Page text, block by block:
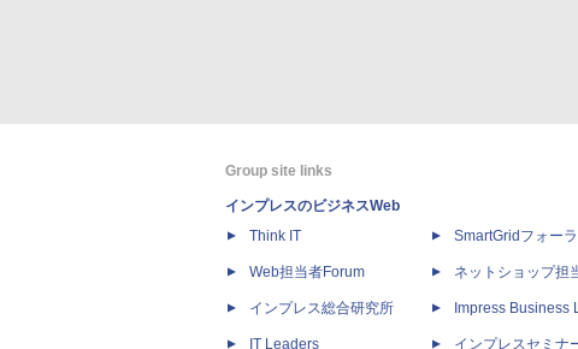
Group site links
インプレスのビジネスWeb
Think IT
Web担当者Forum
インプレス総合研究所
IT Leaders
SmartGridフォー
ネットショップ担
Impress Business
インプレスセミナ